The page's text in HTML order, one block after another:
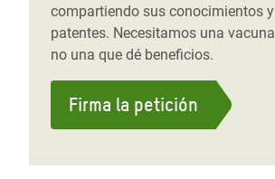
compartiendo sus conocimientos
patentes. Necesitamos una
no una que dé beneficios.
Firma la petición